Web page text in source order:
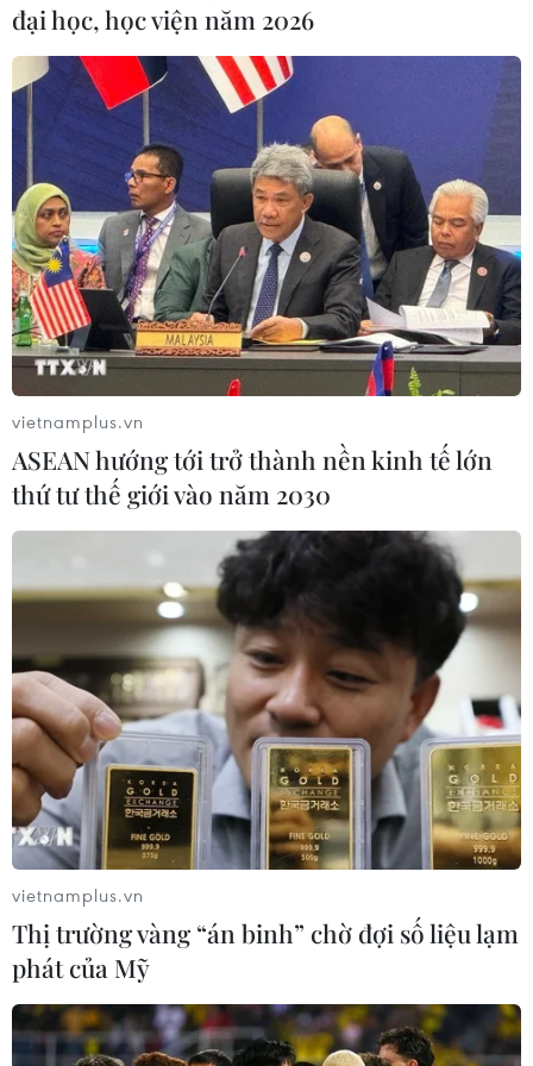
chống chịu sâu bệnh hạitốt, cho năng suất từ 59-
71 tạ/ha.
Trong đó có giống HT6, PC6, Nông Lâm 7,
GL159, DT68, P9 có khả năng thích ứngcao. Thời
gian sinh trưởng của các giống DT68, PC6, P9,
HT6, GL107 trong khoảng121- 126 ngày, tương
đương với giống thuần nguyên chủng Khang
dân 18.
Để kết luận chính xác và khách quan những
giống lúa có khả năng thích ứng tốtnhất trên địa
bàn tỉnh Bắc Kạn, ngành nông nghiệp tiếp tục
thực hiện trồng thửnghiệm trong những năm
tiếp theo để có thể chọn lọc được 1-2 giống tốt
có thể bổsung vào cơ cấu giống lúa thuần của
NT (TTXVN)
đại học, học viện năm 2026
vietnamplus.vn
ASEAN hướng tới trở thành nền kinh tế lớn
thứ tư thế giới vào năm 2030
vietnamplus.vn
Thị trường vàng “án binh” chờ đợi số liệu lạm
phát của Mỹ